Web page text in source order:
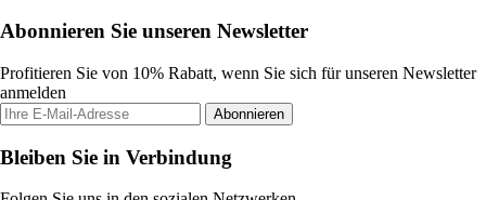
Abonnieren Sie unseren Newsletter
Profitieren Sie von 10% Rabatt, wenn Sie sich für unseren Newsletter
anmelden
Abonnieren
Bleiben Sie in Verbindung